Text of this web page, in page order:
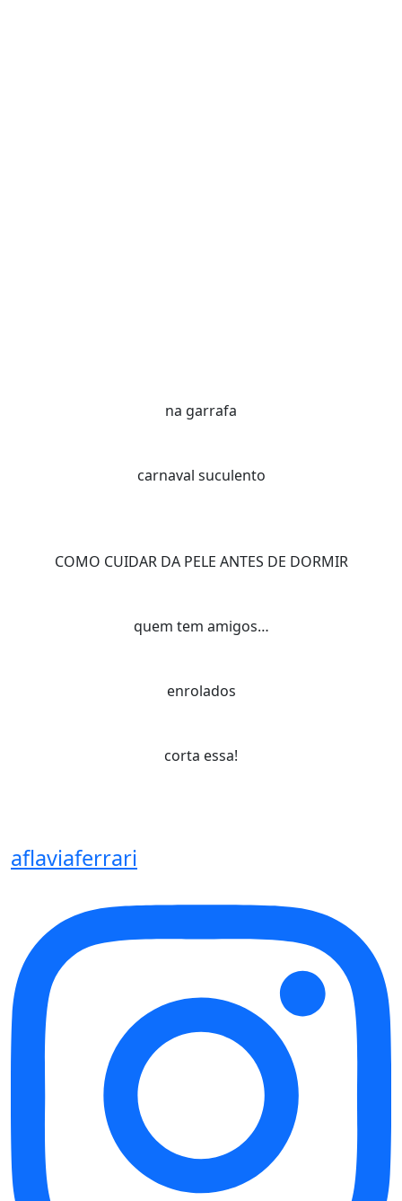
na garrafa
carnaval suculento
COMO CUIDAR DA PELE ANTES DE DORMIR
quem tem amigos…
enrolados
corta essa!
aflaviaferrari